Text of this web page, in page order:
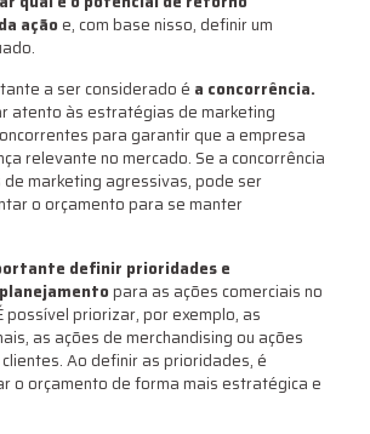
ação e, com base nisso, definir um
a ser considerado é a concorrência.
atento às estratégias de marketing
para garantir que a empresa
relevante no mercado. Se a concorrência
marketing agressivas, pode ser
o orçamento para se manter
definir prioridades e
para as ações comerciais no
possível priorizar, por exemplo, as
as ações de merchandising ou ações
Ao definir as prioridades, é
o orçamento de forma mais estratégica e